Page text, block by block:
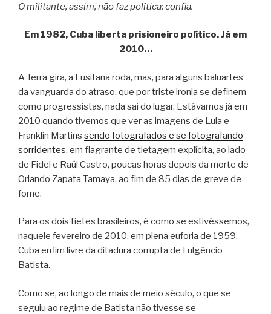
O militante, assim, não faz política: confia.
Em 1982, Cuba liberta prisioneiro político. Já em
2010…
A Terra gira, a Lusitana roda, mas, para alguns baluartes
da vanguarda do atraso, que por triste ironia se definem
como progressistas, nada sai do lugar. Estávamos já em
2010 quando tivemos que ver as imagens de Lula e
Franklin Martins sendo fotografados e se fotografando
sorridentes, em flagrante de tietagem explícita, ao lado
de Fidel e Raúl Castro, poucas horas depois da morte de
Orlando Zapata Tamaya, ao fim de 85 dias de greve de
fome.
Para os dois tietes brasileiros, é como se estivéssemos,
naquele fevereiro de 2010, em plena euforia de 1959,
Cuba enfim livre da ditadura corrupta de Fulgêncio
Batista.
Como se, ao longo de mais de meio século, o que se
seguiu ao regime de Batista não tivesse se